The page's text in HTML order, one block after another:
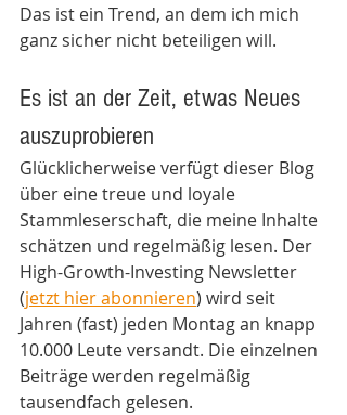
Das ist ein Trend, an dem ich mich
ganz sicher nicht beteiligen will.
Es ist an der Zeit, etwas Neues
auszuprobieren
Glücklicherweise verfügt dieser Blog
über eine treue und loyale
Stammleserschaft, die meine Inhalte
schätzen und regelmäßig lesen. Der
High-Growth-Investing Newsletter
(jetzt hier abonnieren) wird seit
Jahren (fast) jeden Montag an knapp
10.000 Leute versandt. Die einzelnen
Beiträge werden regelmäßig
tausendfach gelesen.